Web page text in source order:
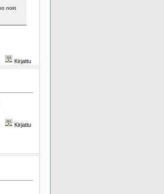
noin
Kirjattu
Kirjattu